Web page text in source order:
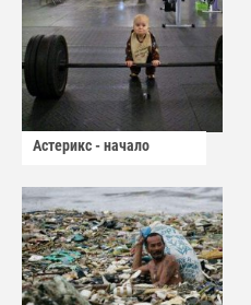
Астерикс - начало